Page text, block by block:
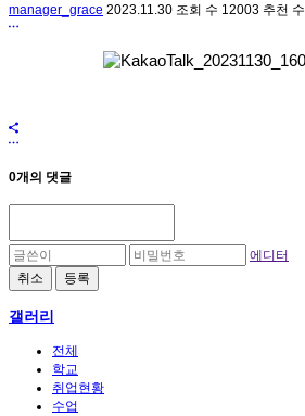
manager_grace 2023.11.30 조회 수 12003 추천 수
0개의 댓글
에디터
취소
등록
갤러리
전체
학교
취업현황
수업